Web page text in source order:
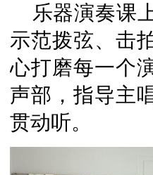
乐器演奏课
示范拨弦、击
心打磨每一个
声部，指导主
贯动听。